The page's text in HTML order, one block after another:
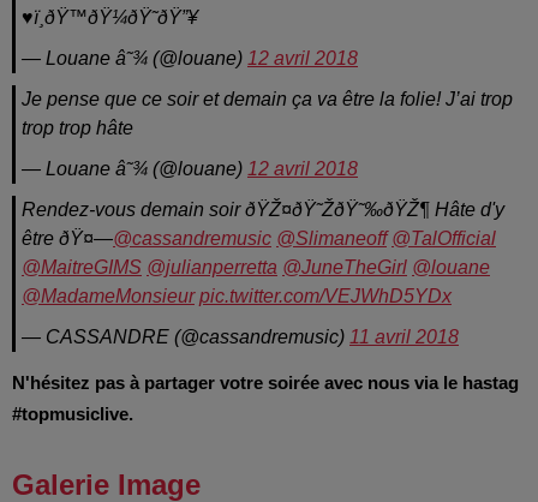
♥ï¸ðŸ™ðŸ¼ðŸ˜ðŸ”¥
— Louane â˜¾ (@louane) 12 avril 2018
Je pense que ce soir et demain ça va être la folie! J’ai trop
trop trop hâte
— Louane â˜¾ (@louane) 12 avril 2018
Rendez-vous demain soir ðŸŽ¤ðŸ˜ŽðŸ˜‰ðŸŽ¶ Hâte d'y
être ðŸ¤—@cassandremusic @Slimaneoff @TalOfficial
@MaitreGIMS @julianperretta @JuneTheGirl @louane
@MadameMonsieur pic.twitter.com/VEJWhD5YDx
— CASSANDRE (@cassandremusic) 11 avril 2018
N'hésitez pas à partager votre soirée avec nous via le hastag
#topmusiclive.
Galerie Image